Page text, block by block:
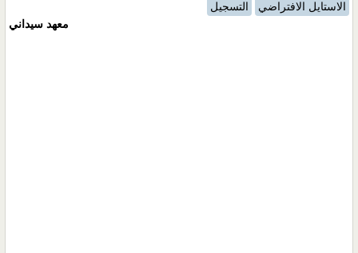
الاستايل الافتراضي
التسجيل
معهد سيداني